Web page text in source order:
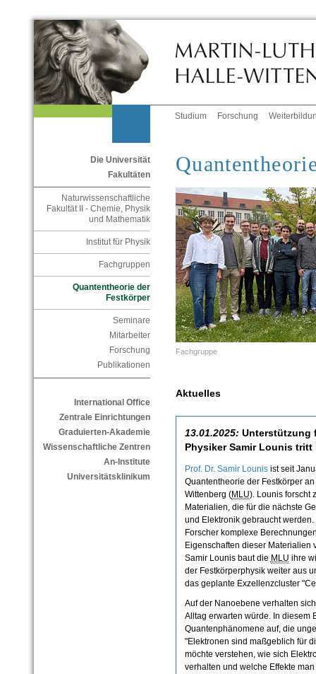
Studium Forschung
Die Universität
Fakultäten
Naturwissenschaftliche
Fakultät II - Chemie, Physik
und Mathematik
Institut für Physik
Fachgruppen
Quantentheorie der
Festkörper
Seminare
Mitarbeiter
Forschung
Publikationen
International Office
Zentrale Einrichtungen
Graduierten-Akademie
Wissenschaftliche Zentren
An-Institute
Universitätsklinikum
Fachgruppe
Aktuelles
13.01.2025: Unterstützung
Physiker Samir Lounis
Prof. Dr. Samir Lounisist seit
Quantentheorie der Festkörper
Wittenberg (MLU). Lounis forscht
Materialien, die für die nächste
und Elektronik gebraucht
Forscher komplexe
Eigenschaften dieser Materialien
Samir Lounis baut die MLU ihre
der Festkörperphysik weiter aus
das geplante Exzellenzcluster
Auf der Nanoebene verhalten
Alltag erwarten würde. In diesem
Quantenphänomene auf, die
"Elektronen sind maßgeblich für
möchte verstehen, wie sich
verhalten und welche Effekte